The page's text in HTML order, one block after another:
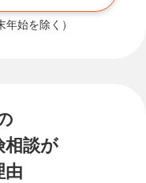
始を除く）
相談が
由